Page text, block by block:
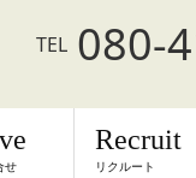
TEL 080-
せ
Recruit
リクルート